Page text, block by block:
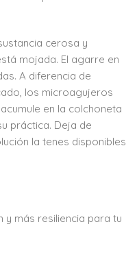
cerosa y
mojada. El agarre en
A diferencia de
los microagujeros
en la colchoneta
práctica. Deja de
la tenes disponibles
más resiliencia para tu